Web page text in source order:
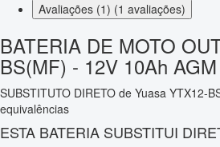
Avaliações (1) (1 avaliações)
BATERIA DE MOTO
BS(MF) - 12V 10Ah AGM
SUBSTITUTO DIRETO de Yuasa YTX12-
equivalências
ESTA BATERIA SUBSTITUI